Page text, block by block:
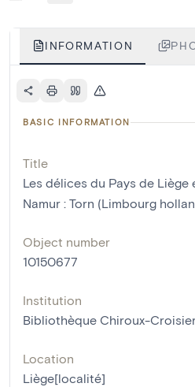
INFORMATION
BASIC INFORMATION
Title
Les délices du Pays de
Namur : Torn (Limbourg
Object number
10150677
Institution
Bibliothèque Chiroux-
Location
Liège[localité]